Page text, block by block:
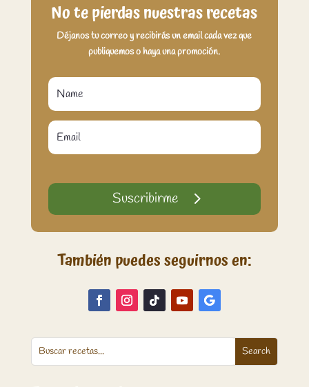
No te pierdas nuestras recetas
Déjanos tu correo y recibirás un email cada vez que
publiquemos o haya una promoción.
Suscribirme
También puedes seguirnos en: